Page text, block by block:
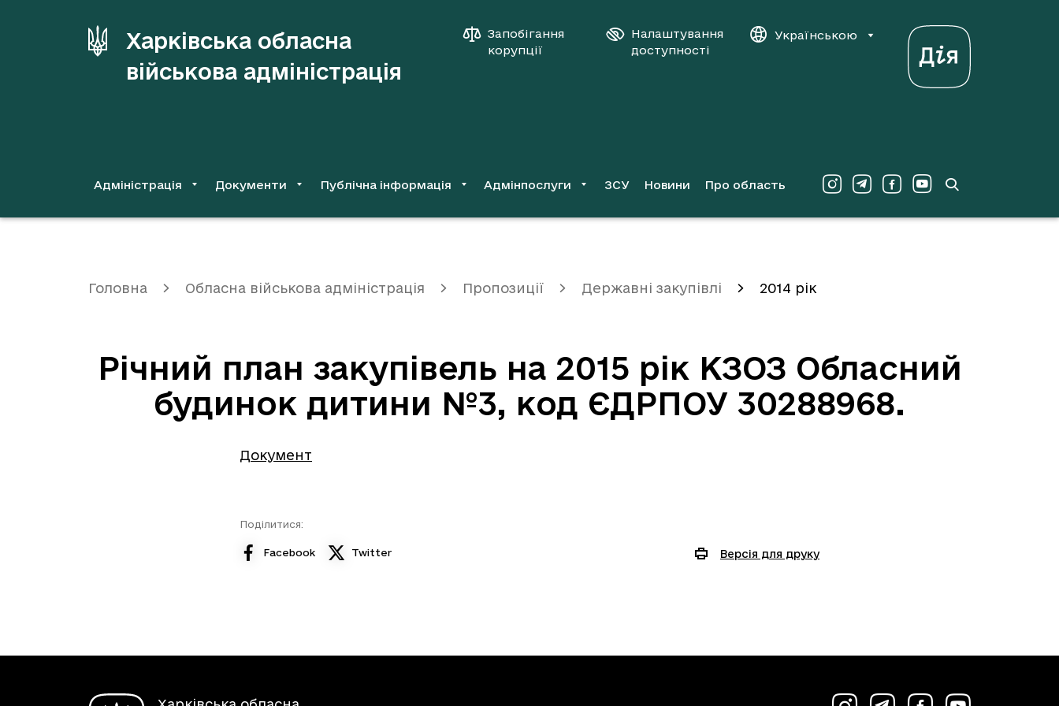
Харківська обласна
військова адміністрація
Запобігання
корупції
Налаштування
доступності
Українською
Адміністрація Документи Публічна інформація Адмінпослуги ЗСУ Новини Про область
Головна Обласна військова адміністрація Пропозиції Державні закупівлі 2014 рік
Річний план закупівель на 2015 рік КЗОЗ Обласний
будинок дитини №3, код ЄДРПОУ 30288968.
Документ
Поділитися:
Facebook Twitter Версія для друку